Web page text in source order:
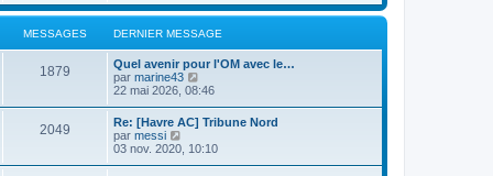
a
g
e
m
s
s
a
g
e
n
i
e
r
m
e
s
s
a
e
r
l
e
d
e
n
e
r
e
s
s
l
t
e
r
e
d
n
i
MESSAGES DERNIER MESSAGE
1879
Quel avenir pour l'OM avec le…
par marine43
o
s
u
l
t
e
22 mai 2026, 08:46
2049
Re: [Havre AC] Tribune Nord
par messi
03 nov. 2020, 10:10